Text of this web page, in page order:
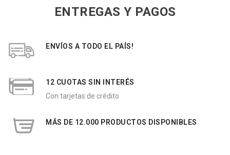
ENTREGAS Y PAGOS
ENVÍOS A TODO EL PAÍS!
12 CUOTAS SIN INTERÉS
Con tarjetas de crédito
MÁS DE 12.000 PRODUCTOS DISPONIBLES